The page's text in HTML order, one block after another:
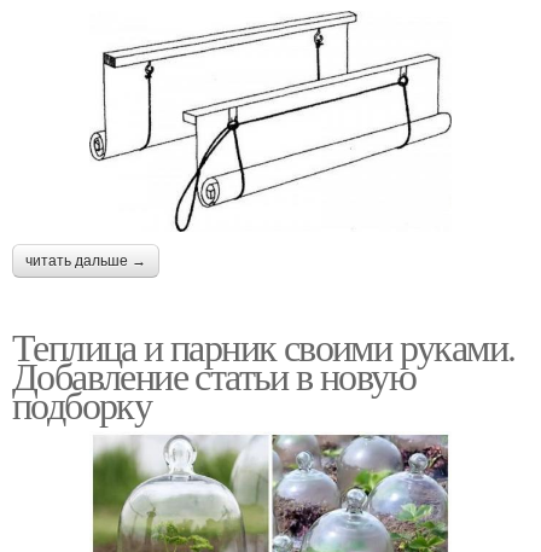
читать дальше →
Теплица и парник своими руками.
Добавление статьи в новую
подборку